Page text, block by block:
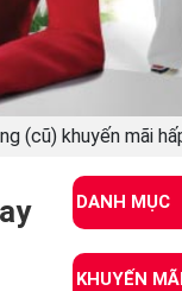
(cũ) khuyến mãi
DANH MỤC
KHUYẾN